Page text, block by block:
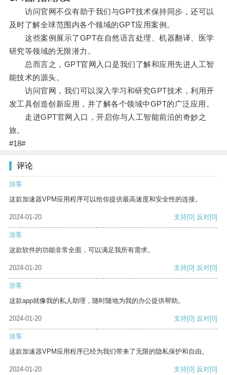
访问官网不仅有助于我们与GPT技术保持同步，还可以
及时了解全球范围内各个领域的GPT应用案例。
这些案例展示了GPT在自然语言处理、机器翻译、医学
研究等领域的无限潜力。
总而言之，GPT官网入口是我们了解和应用先进人工智
能技术的源头。
访问官网，我们可以深入学习和研究GPT技术，利用开
发工具创造创新应用，并了解各个领域中GPT的广泛应用。
走进GPT官网入口，开启你与人工智能前沿的奇妙之
旅。
#18#
评论
游客
这款加速器VPM应用程序可以给你提供最高速度和安全性的连接。
2024-01-20 支持[0] 反对[0]
游客
这款软件的功能非常全面，可以满足我所有需求。
2024-01-20 支持[0] 反对[0]
游客
这款app就像我的私人助理，随时随地为我的办公提供帮助。
2024-01-20 支持[0] 反对[0]
游客
这款加速器VPM应用程序已经为我们带来了无限的隐私保护和自由。
2024-01-20 支持[0] 反对[0]